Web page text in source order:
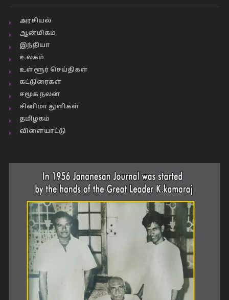
அரசியல்
ஆன்மிகம்
இந்தியா
உலகம்
உள்ளூர் செய்திகள்
கட்டுரைகள்
சமூக நலன்
சினிமா துளிகள்
தமிழகம்
விளையாட்டு